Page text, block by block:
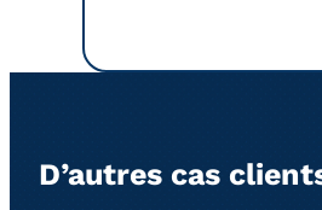
D’autres cas